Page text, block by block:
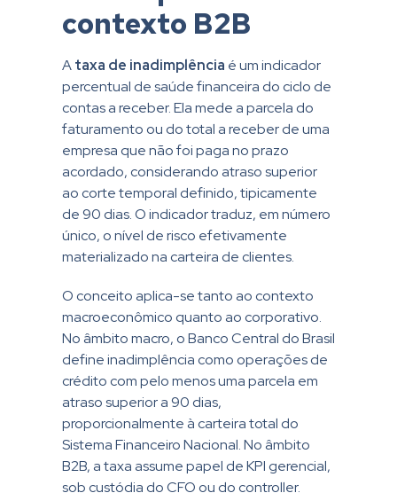
contexto B2B
Ataxa de inadimplência é um indicador
percentual de saúde financeira do ciclo de
contas a receber. Ela mede a parcela do
faturamento ou do total a receber de uma
empresa que não foi paga no prazo
acordado, considerando atraso superior
ao corte temporal definido, tipicamente
de 90 dias. O indicador traduz, em número
único, o nível de risco efetivamente
materializado na carteira de clientes.
O conceito aplica-se tanto ao contexto
macroeconômico quanto ao corporativo.
No âmbito macro, o Banco Central do Brasil
define inadimplência como operações de
crédito com pelo menos uma parcela em
atraso superior a 90 dias,
proporcionalmente à carteira total do
Sistema Financeiro Nacional. No âmbito
B2B, a taxa assume papel de KPI gerencial,
sob custódia do CFO ou do controller.